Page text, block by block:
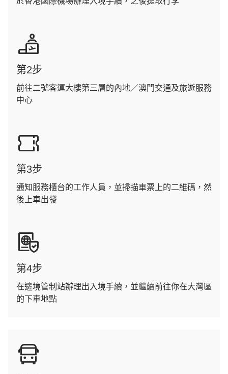
第2步
前往二號客運大樓第三層的內地／澳門交通及旅遊服務
中心
第3步
通知服務櫃台的工作人員，並掃描車票上的二維碼，然
後上車出發
第4步
在邊境管制站辦理出入境手續，並繼續前往你在大灣區
的下車地點